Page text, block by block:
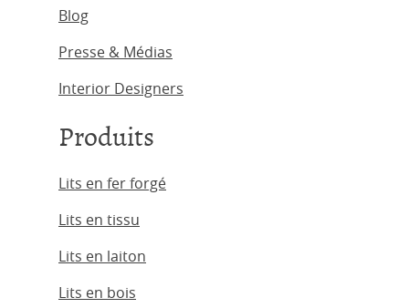
Blog
Presse & Médias
Interior Designers
Produits
Lits en fer forgé
Lits en tissu
Lits en laiton
Lits en bois